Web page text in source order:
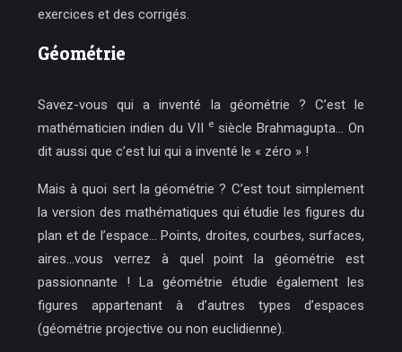
exercices et des corrigés.
Géométrie
Savez-vous qui a inventé la géométrie ? C’est le
mathématicien indien du VII e siècle Brahmagupta… On
dit aussi que c’est lui qui a inventé le « zéro » !
Mais à quoi sert la géométrie ? C’est tout simplement
la version des mathématiques qui étudie les figures du
plan et de l’espace… Points, droites, courbes, surfaces,
aires…vous verrez à quel point la géométrie est
passionnante ! La géométrie étudie également les
figures appartenant à d’autres types d’espaces
(géométrie projective ou non euclidienne).